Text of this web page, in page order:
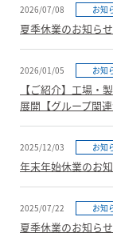
2026/07/08 お知
夏季休業のお知らせ
2026/01/05 お知
【ご紹介】工場・
展開【グループ関
2025/12/03 お知
年末年始休業のお
2025/07/22 お知
夏季休業のお知らせ